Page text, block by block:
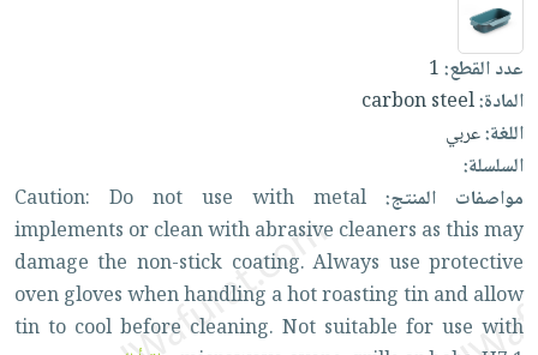
العناية
بالأسنان
الحمية
والتغذية
أدوات
المائدة
الأوعية
والتخزين
أدوات
المطبخ
الأكثر
مبيعاً
العودة
للمدارس
اكسسوارات
كتب
اكسسوارات
منزلية
اكسسوارات
ملابس
شحن
مجاني
بنود
مختارة
اشتراكات
كل
الاشتراكات
صندوق
القراءة
iKitab
بحث
متقدم
نيل
عدد القطع:1
المادة:carbon steel
اللغة:عربي
السلسلة:
مواصفات المنتج:
Caution: Do not usewithmetal
implements orcleanwithabrasive cleaners asthismay
damagethe non-stick coating.Always useprotective
ovengloveswhenhandling ahotroastingtinandallow
tin to cool before cleaning.Not suitableforusewith